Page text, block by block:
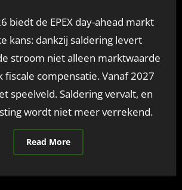
kans: dankzij saldering levert
stroom niet alleen marktwaarde
fiscale compensatie. Vanaf 2027
speelveld. Saldering vervalt, en
wordt niet meer verrekend.
Read More